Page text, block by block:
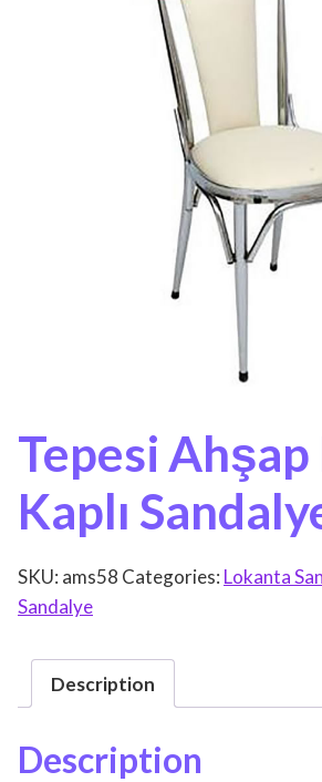
Tepesi
Kaplı
SKU: ams58 Categories: Lokanta
Sandalye
Description
Description